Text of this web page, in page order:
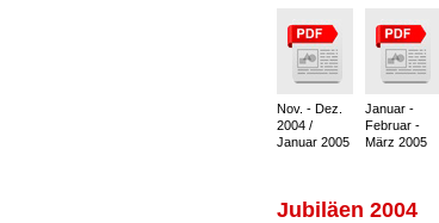
Nov. - Dez.
2004 /
Januar 2005
Januar -
Februar -
März 2005
Jubiläen 2004